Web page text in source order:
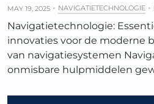
MAY 19, 2025 NAVIGATIETECHNOLOGIE
Navigatietechnologie:
innovaties voor de moderne
van navigatiesystemen
onmisbare hulpmiddelen